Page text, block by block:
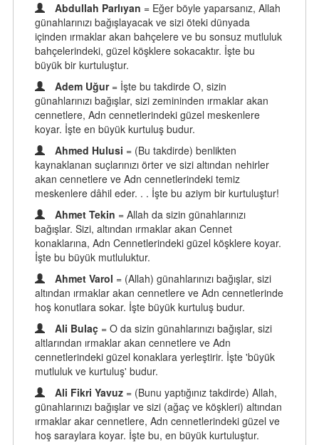
Abdullah Parlıyan = Eğer böyle yaparsanız, Allah
günahlarınızı bağışlayacak ve sizi öteki dünyada
içinden ırmaklar akan bahçelere ve bu sonsuz mutluluk
bahçelerindeki, güzel köşklere sokacaktır. İşte bu
büyük bir kurtuluştur.
Adem Uğur = İşte bu takdirde O, sizin
günahlarınızı bağışlar, sizi zemininden ırmaklar akan
cennetlere, Adn cennetlerindeki güzel meskenlere
koyar. İşte en büyük kurtuluş budur.
Ahmed Hulusi = (Bu takdirde) benlikten
kaynaklanan suçlarınızı örter ve sizi altından nehirler
akan cennetlere ve Adn cennetlerindeki temiz
meskenlere dâhil eder. . . İşte bu aziym bir kurtuluştur!
Ahmet Tekin = Allah da sizin günahlarınızı
bağışlar. Sizi, altından ırmaklar akan Cennet
konaklarına, Adn Cennetlerindeki güzel köşklere koyar.
İşte bu büyük mutluluktur.
Ahmet Varol = (Allah) günahlarınızı bağışlar, sizi
altından ırmaklar akan cennetlere ve Adn cennetlerinde
hoş konutlara sokar. İşte büyük kurtuluş budur.
Ali Bulaç = O da sizin günahlarınızı bağışlar, sizi
altlarından ırmaklar akan cennetlere ve Adn
cennetlerindeki güzel konaklara yerleştirir. İşte 'büyük
mutluluk ve kurtuluş' budur.
Ali Fikri Yavuz = (Bunu yaptığınız takdirde) Allah,
günahlarınızı bağışlar ve sizi (ağaç ve köşkleri) altından
ırmaklar akar cennetlere, Adn cennetlerindeki güzel ve
hoş saraylara koyar. İşte bu, en büyük kurtuluştur.